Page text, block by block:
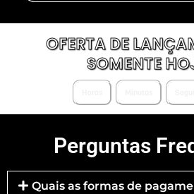
OFERTA DE
SOMENTE
Perguntas
Quais as formas de